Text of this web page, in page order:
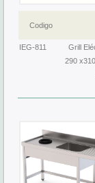
Codigo
IEG-811
Grill
290